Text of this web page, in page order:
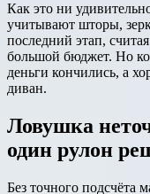
Как это ни
учитывают шторы,
последний этап,
большой бюджет. Но
деньги кончились, а
диван.
Ловушка
один рулон
Без точного подсчёта